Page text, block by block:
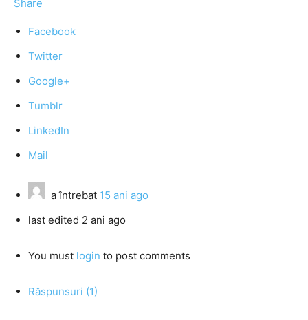
Share
Facebook
Twitter
Google+
Tumblr
LinkedIn
Mail
a întrebat 15 ani ago
last edited 2 ani ago
You must login to post comments
Răspunsuri (1)